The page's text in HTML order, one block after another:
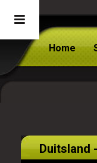
Home
Duitsland